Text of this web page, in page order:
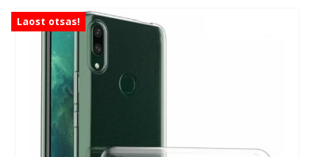
Laost otsas!